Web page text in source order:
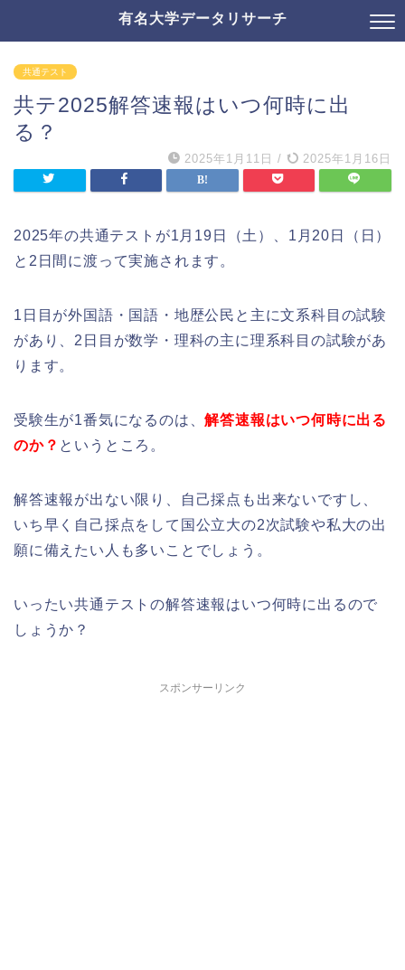
有名大学データリサーチ
共通テスト
共テ2025解答速報はいつ何時に出
る？
2025年1月11日 / 2025年1月16日
2025年の共通テストが1月19日（土）、1月20日（日）
と2日間に渡って実施されます。
1日目が外国語・国語・地歴公民と主に文系科目の試験
があり、2日目が数学・理科の主に理系科目の試験があ
ります。
受験生が1番気になるのは、解答速報はいつ何時に出る
のか？ というところ。
解答速報が出ない限り、自己採点も出来ないですし、
いち早く自己採点をして国公立大の2次試験や私大の出
願に備えたい人も多いことでしょう。
いったい共通テストの解答速報はいつ何時に出るので
しょうか？
スポンサーリンク